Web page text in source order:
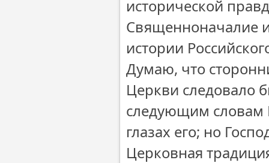
исторической
Священноначалие
истории
Думаю, что
Церкви следовало
следующим словам
глазах его; но
Церковная